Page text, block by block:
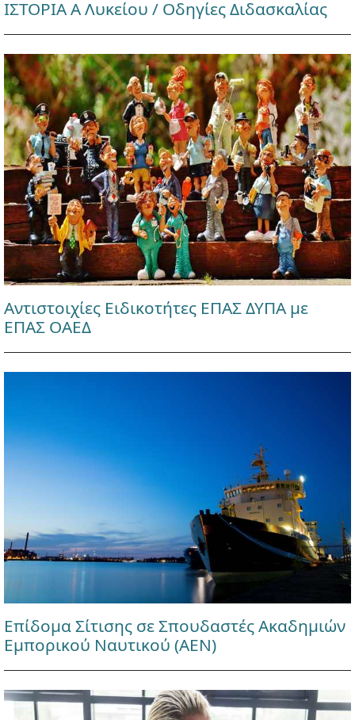
ΙΣΤΟΡΙΑ Α Λυκείου / Οδηγίες Διδασκαλίας
Αντιστοιχίες Ειδικοτήτες ΕΠΑΣ ΔΥΠΑ με
ΕΠΑΣ ΟΑΕΔ
Επίδομα Σίτισης σε Σπουδαστές Ακαδημιών
Εμπορικού Ναυτικού (ΑΕΝ)